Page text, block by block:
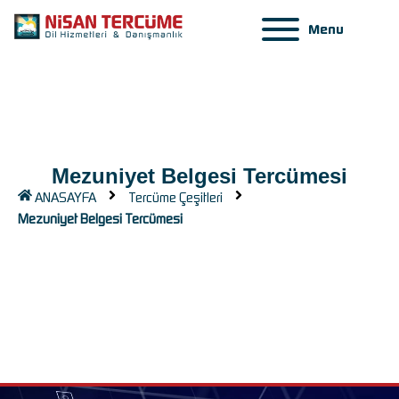
Menu
Mezuniyet Belgesi Tercümesi
ANASAYFA
Tercüme Çeşitleri
Mezuniyet Belgesi Tercümesi